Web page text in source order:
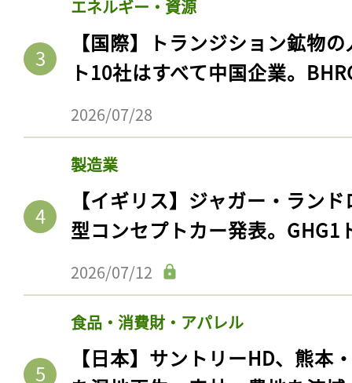
エネルギー・資源
【国際】トランジション鉱物
ト10社はすべて中国企業。
2026/07/28
製造業
【イギリス】ジャガー・ラン
型コンセプトカー発表。GHG1
2026/07/12
食品・消費財・アパレル
【日本】サントリーHD、熊本